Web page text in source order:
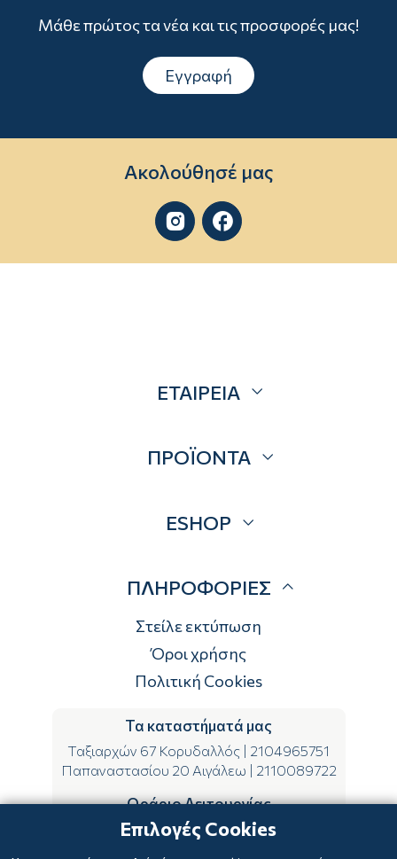
Μάθε πρώτος τα νέα και τις προσφορές μας!
Εγγραφή
Ακολούθησέ μας
 
ΕΤΑΙΡΕΙΑ
Επικοινωνία
ΠΡΟΪΟΝΤΑ
Brands
ESHOP
Τρόποι αποστολής
Τρόποι πληρωμής
Επιστροφές
ΠΛΗΡΟΦΟΡΙΕΣ
Στείλε εκτύπωση
Όροι χρήσης
Πολιτική Cookies
Τα καταστήματά μας
Ταξιαρχών 67 Κορυδαλλός
2104965751
Παπαναστασίου 20 Αιγάλεω
2110089722
Ωράριο Λειτουργίας
ΔΕ-ΤΕ-ΣΑ 09:00-15:00
Επιλογές Cookies